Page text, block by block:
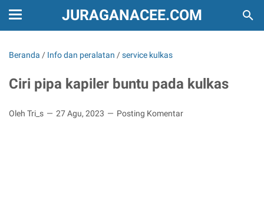
JURAGANACEE.COM
Beranda / Info dan peralatan /service kulkas
Ciri pipa kapiler buntu pada kulkas
Oleh Tri_s 27 Agu, 2023 Posting Komentar